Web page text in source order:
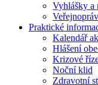
Vyhlášky a
Praktické
Kalendář
Hlášení
Krizové
Noční klid
Zdravotní